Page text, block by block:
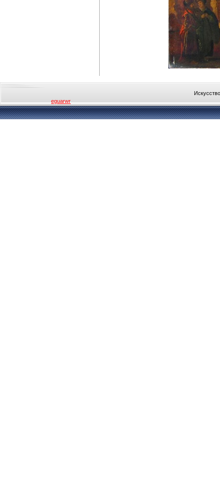
eguarwr